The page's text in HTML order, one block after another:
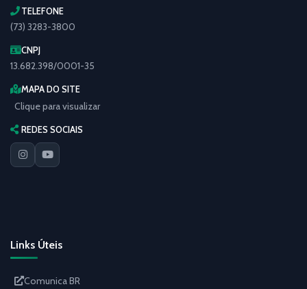
TELEFONE
(73) 3283-3800
CNPJ
13.682.398/0001-35
MAPA DO SITE
Clique para visualizar
REDES SOCIAIS
Links Úteis
Comunica BR